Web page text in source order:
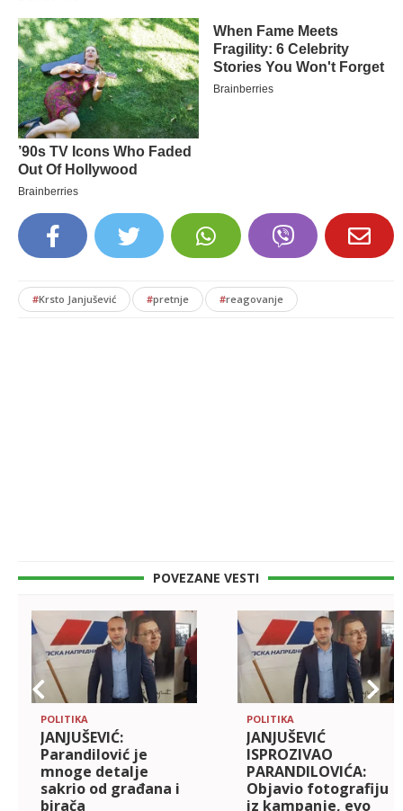
#Krsto Janjušević #pretnje #reagovanje
POVEZANE VESTI
POLITIKA
JANJUŠEVIĆ:
Parandilović je
mnoge detalje
sakrio od građana i
birača
POLITIKA
JANJUŠEVIĆ
ISPROZIVAO
PARANDILOVIĆA:
Objavio fotografiju
iz kampanje, evo